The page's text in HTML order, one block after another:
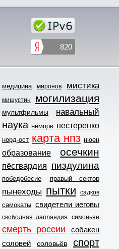
медицина миронов мистика
мишустин могилизация
мультфильмы навальный
наука немцов нестеренко
норд-ост карта нпз нюен
образование осечкин
пёсгвардия пиздулина
победобесие правый сектор
пынеходы пытки садков
самокаты свидетели иеговы
свободная лапландия симоньян
смерть россии
собакен
соловей
соловьёв спорт